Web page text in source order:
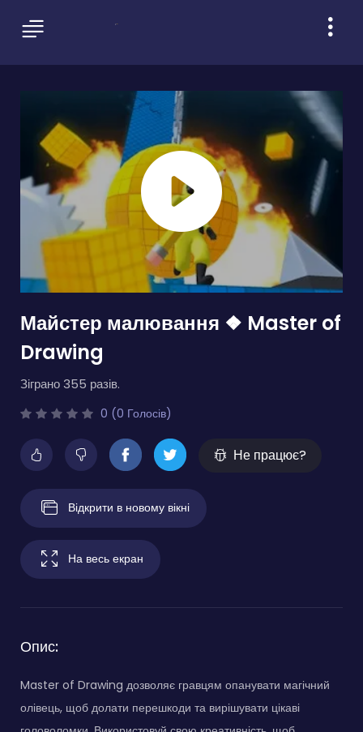
Майстер малювання ❖ Master of
Drawing
Зіграно 355 разів.
0 (0 Голосів)
Не працює?
Відкрити в новому вікні
На весь екран
Опис:
Master of Drawing дозволяє гравцям опанувати магічний
олівець, щоб долати перешкоди та вирішувати цікаві